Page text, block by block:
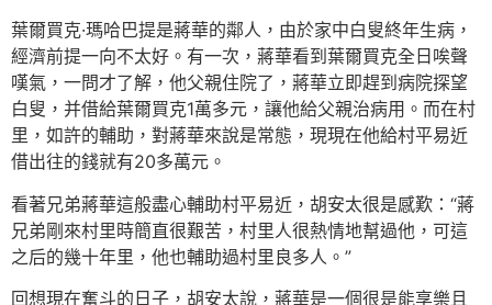
葉爾買克·瑪哈巴提是蔣華的鄰人，由於家中白叟終年生病，
經濟前提一向不太好。有一次，蔣華看到葉爾買克全日唉聲
嘆氣，一問才了解，他父親住院了，蔣華立即趕到病院探望
白叟，并借給葉爾買克1萬多元，讓他給父親治病用。而在村
里，如許的輔助，對蔣華來說是常態，現現在他給村平易近
借出往的錢就有20多萬元。
看著兄弟蔣華這般盡心輔助村平易近，胡安太很是感歎：“蔣
兄弟剛來村里時簡直很艱苦，村里人很熱情地幫過他，可這
之后的幾十年里，他也輔助過村里良多人。”
回想現在奮斗的日子，胡安太說，蔣華是一個很是能享樂且